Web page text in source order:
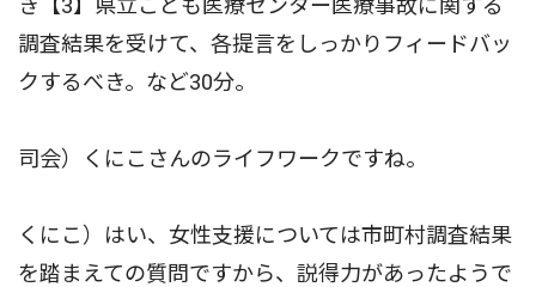
き【3】県立こども医療センター医療事故に関する
調査結果を受けて、各提言をしっかりフィードバッ
クするべき。など30分。
司会）くにこさんのライフワークですね。
くにこ）はい、女性支援については市町村調査結果
を踏まえての質問ですから、説得力があったようで